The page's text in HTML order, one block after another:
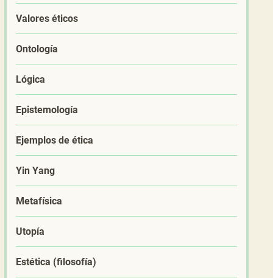
Valores éticos
Ontología
Lógica
Epistemología
Ejemplos de ética
Yin Yang
Metafísica
Utopía
Estética (filosofía)